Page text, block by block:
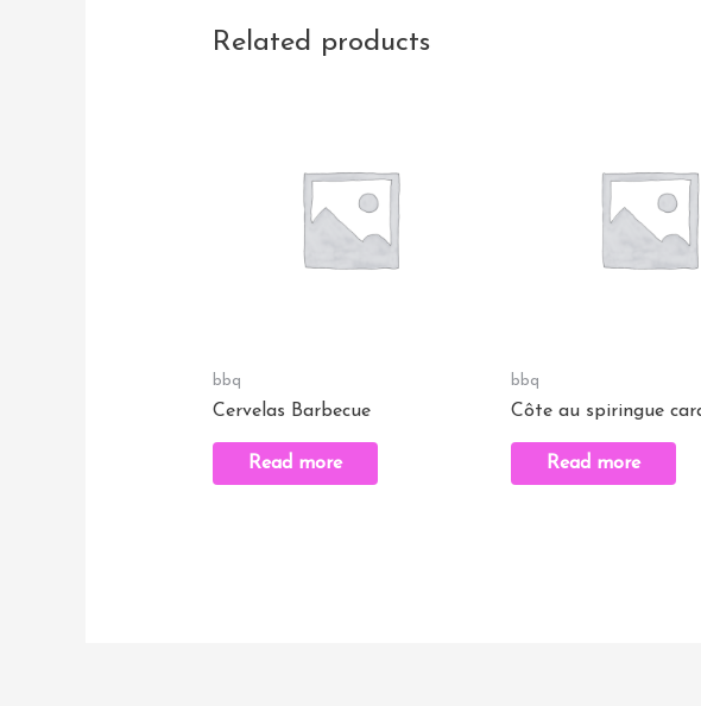
Related products
bbq
Cervelas Barbecue
Read more
bbq
Côte au spiringue
Read more